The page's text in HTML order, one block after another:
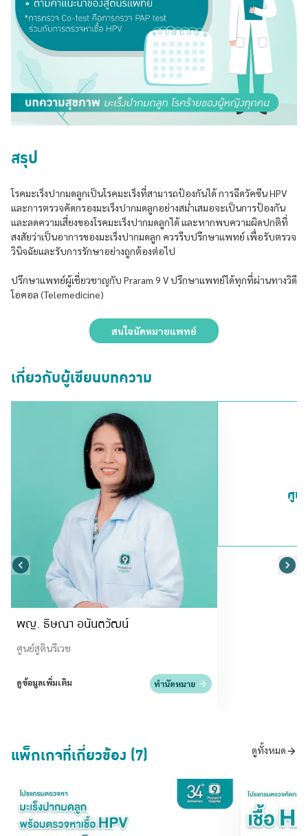
สรุป
โรคมะเร็งปากมดลูกเป็นโรคมะเร็งที่สามารถป้องกันได้ การฉีดวัคซีน HPV
และการตรวจคัดกรองมะเร็งปากมดลูกอย่างสม่ำเสมอจะเป็นการป้องกัน
และลดความเสี่ยงของโรคมะเร็งปากมดลูกได้ และหากพบความผิดปกติที่
สงสัยว่าเป็นอาการของมะเร็งปากมดลูก ควรรีบปรึกษาแพทย์ เพื่อรับตรวจ
วินิจฉัยและรับการรักษาอย่างถูกต้องต่อไป
ปรึกษาแพทย์ผู้เชี่ยวชาญกับ Praram 9 V ปรึกษาแพทย์ได้ทุกที่ผ่านทางวิดี
โอคอล (Telemedicine)
สนใจนัดหมายแพทย์
เกี่ยวกับผู้เขียนบทความ
พญ. ธิษณา อนันตวัฒน์
ศูนย์สูตินรีเวช
ดูข้อมูลเพิ่มเติม ทำนัดหมาย
ศูน
แพ็กเกจที่เกี่ยวข้อง (7) ดูทั้งหมด